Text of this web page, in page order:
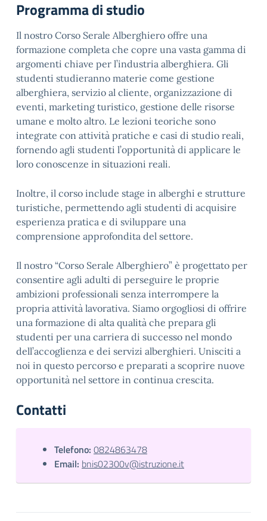
Programma di studio
Il nostro Corso Serale Alberghiero offre una
formazione completa che copre una vasta gamma di
argomenti chiave per l’industria alberghiera. Gli
studenti studieranno materie come gestione
alberghiera, servizio al cliente, organizzazione di
eventi, marketing turistico, gestione delle risorse
umane e molto altro. Le lezioni teoriche sono
integrate con attività pratiche e casi di studio reali,
fornendo agli studenti l’opportunità di applicare le
loro conoscenze in situazioni reali.
Inoltre, il corso include stage in alberghi e strutture
turistiche, permettendo agli studenti di acquisire
esperienza pratica e di sviluppare una
comprensione approfondita del settore.
Il nostro “Corso Serale Alberghiero” è progettato per
consentire agli adulti di perseguire le proprie
ambizioni professionali senza interrompere la
propria attività lavorativa. Siamo orgogliosi di offrire
una formazione di alta qualità che prepara gli
studenti per una carriera di successo nel mondo
dell’accoglienza e dei servizi alberghieri. Unisciti a
noi in questo percorso e preparati a scoprire nuove
opportunità nel settore in continua crescita.
Contatti
Telefono: 0824863478
Email: bnis02300v@istruzione.it